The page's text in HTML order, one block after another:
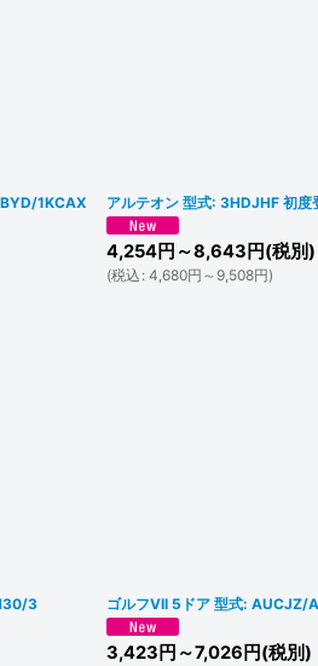
1KCAX
アルテオン 型式: 3HDJHF 初
4,254円 ～8,643 円(税別)
(税込 : 4,680円 ～9,508円)
H30/3 ゴルフVII 5ドア 型式: AUCJZ/
3,423 円 ～7,026 円(税別)